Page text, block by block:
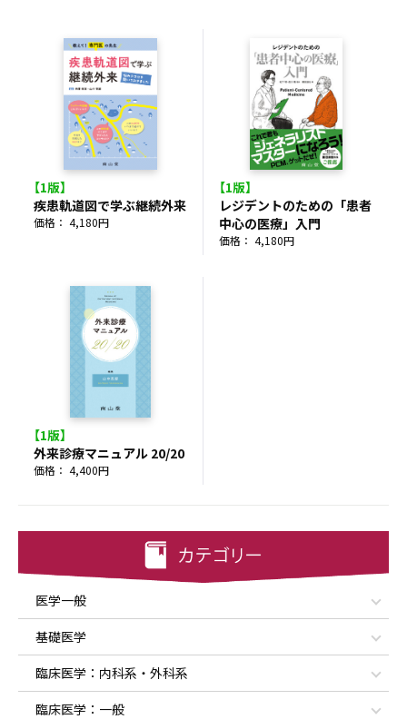
医学一般
基礎医学
臨床医学：内科系・外科系
臨床医学：一般
【1版】
疾患軌道図で学ぶ継続外来
価格： 4,180円
【1版】
レジデントのための「患者
中心の医療」入門
価格： 4,180円
【1版】
外来診療マニュアル 20/20
価格： 4,400円